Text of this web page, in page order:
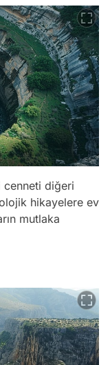
cenneti diğeri
hikayelere ev
mutlaka